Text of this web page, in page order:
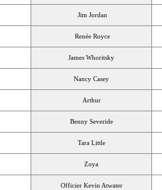
Jim Jordan
Renée Royce
James Whoritsky
Nancy Casey
Arthur
Benny Severide
Tara Little
Zoya
Officier Kevin Atwater